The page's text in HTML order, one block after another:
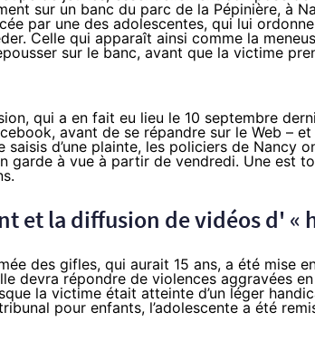
sur un banc du parc de la Pépinière, à
par une des adolescentes, qui lui
Celle qui apparaît ainsi comme la
sur le banc, avant que la victime
qui a en fait eu lieu le 10 septembre
avant de se répandre sur le Web –
saisis d’une plainte, les policiers de Nancy
garde à vue à partir de vendredi. Une est
et la diffusion de vidéos d' «
des gifles, qui aurait 15 ans, a été mise
devra répondre de violences aggravées en
la victime était atteinte d’un léger
pour enfants, l’adolescente a été